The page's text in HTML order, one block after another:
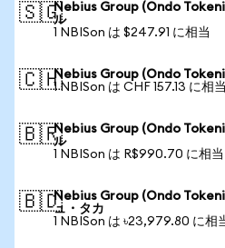
🇸🇬Nebius Group (Ondo
ル
1 NBISon は $247.91 に相当
🇨🇭Nebius Group (Ondo
1 NBISon は CHF 157.13 に相当
🇧🇷Nebius Group (Ondo
ル
1 NBISon は R$990.70 に相当
🇧🇩Nebius Group (Ondo
ュ・タカ
1 NBISon は ৳23,979.80 に相